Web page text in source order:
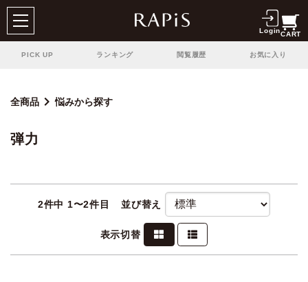
LoginCART
PICK UP ランキング 閲覧履歴 お気に入り
全商品 悩みから探す
弾力
2件中 1〜2件目 並び替え
表示切替